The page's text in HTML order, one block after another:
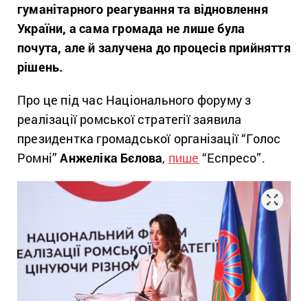
гуманітарного реагування та відновлення
України, а сама громада не лише була
почута, але й залучена до процесів прийняття
рішень.
Про це під час Національного форуму з
реалізації ромської стратегії заявила
президентка громадської організації “Голос
Ромні”Анжеліка Бєлова, пише “Еспресо”.